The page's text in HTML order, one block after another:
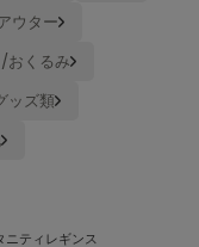
ウター
おくるみ
ッズ類
ニティレギンス